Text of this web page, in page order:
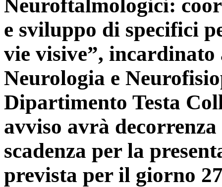
Neuroftalmologici:
e sviluppo di specifici
vie visive”,
Neurologia e
Dipartimento Testa
avviso avrà
scadenza per la
prevista per il giorno